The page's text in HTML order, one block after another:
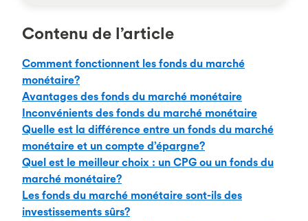
Contenu de l’article
Comment fonctionnent les fonds du marché
monétaire?
Avantages des fonds du marché monétaire
Inconvénients des fonds du marché monétaire
Quelle est la différence entre un fonds du marché
monétaire et un compte d’épargne?
Quel est le meilleur choix : un CPG ou un fonds du
marché monétaire?
Les fonds du marché monétaire sont-ils des
investissements sûrs?